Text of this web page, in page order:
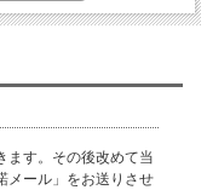
ます。その後改めて当
メール」をお送りさせ